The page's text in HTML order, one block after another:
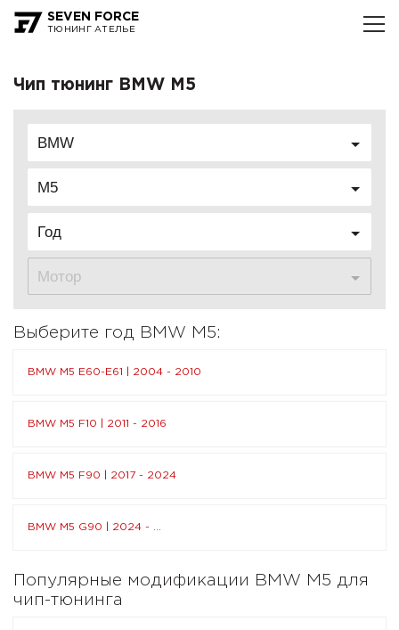
SEVEN FORCE
ТЮНИНГ АТЕЛЬЕ
Чип тюнинг BMW M5
BMW
M5
Год
Мотор
Выберите год BMW M5:
BMW M5 E60-E61 | 2004 - 2010
BMW M5 F10 | 2011 - 2016
BMW M5 F90 | 2017 - 2024
BMW M5 G90 | 2024 - ...
Популярные модификации BMW M5 для
чип-тюнинга